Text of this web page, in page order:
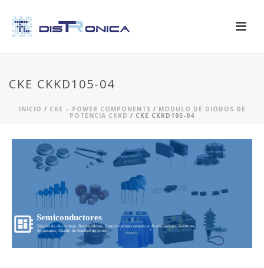
CKE CKKD105-04
INICIO / CKE – POWER COMPONENTS / MODULO DE DIODOS DE
POTENCIA CKKD / CKE CKKD105-04
Semiconductores
Diodos de alto voltaje, Rectificadores, Condensadores ceramicos de alto voltaje, Varistores,
Supresores, Diseño de Semiconductores...